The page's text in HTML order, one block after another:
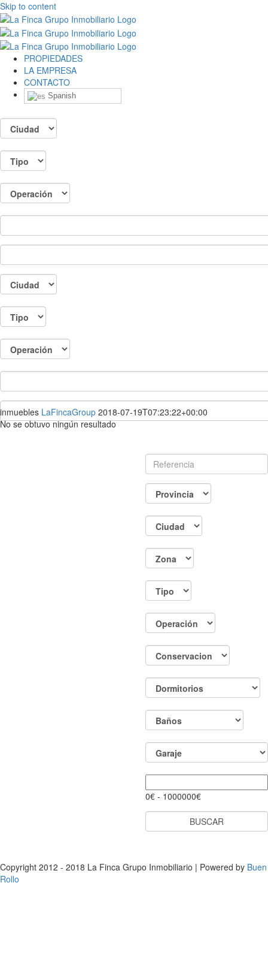
Skip to content
PROPIEDADES
LA EMPRESA
CONTACTO
Spanish
inmuebles LaFincaGroup 2018-07-19T07:23:22+00:00
No se obtuvo ningún resultado
0€ - 1000000€
Copyright 2012 - 2018 La Finca Grupo Inmobiliario | Powered by Buen
Rollo